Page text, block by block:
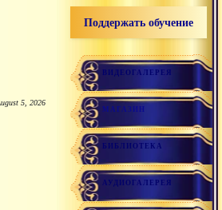
5, 2026
Поддержать обучение
ВИДЕОГАЛЕРЕЯ
МАГАЗИН
БИБЛИОТЕКА
АУДИОГАЛЕРЕЯ